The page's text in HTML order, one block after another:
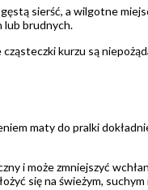
sierść, a wilgotne
lub brudnych.
kurzu są
maty do pralki
i może zmniejszyć
się na świeżym, suchym